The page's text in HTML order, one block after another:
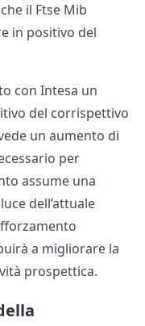
il Ftse Mib
in positivo del
con Intesa un
del corrispettivo
un aumento di
per
assume una
dell’attuale
a migliorare la
prospettica.